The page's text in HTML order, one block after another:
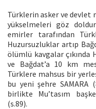
Türklerin asker ve devlet
yükselmeleri göz
emirler tarafından
Huzursuzluklar artıp
ölümlü kavgalar çıkında
ve Bağdat’a 10 km
Türklere mahsus bir
bu yeni şehre SAMARA
birlikte Mu’tasım
(s.89).